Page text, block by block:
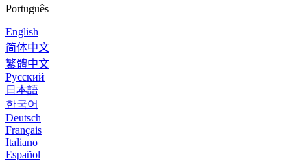
Português
English
简体中文
繁體中文
Русский
日本語
한국어
Deutsch
Français
Italiano
Español